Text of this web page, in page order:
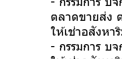
ตลาดขายส่ง
ให้เช่าอสังหา
- กรรมการ บ